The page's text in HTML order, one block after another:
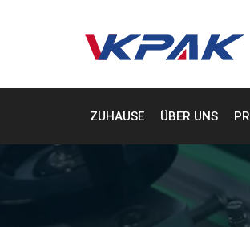
ZUHAUSE ÜBER UNS